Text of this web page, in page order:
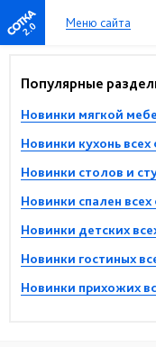
2.0 Меню сайта
Популярные
Новинки мягкой
Новинки кухонь
Новинки столов и
Новинки спален
Новинки детских
Новинки гостиных
Новинки прихожих